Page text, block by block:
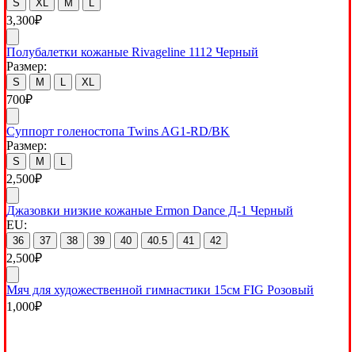
S XL M
3,300₽
Полубалетки кожаные Rivageline 1112 Черный
Размер:
S M XL
700₽
Суппорт голеностопа Twins AG1-RD/BK
Размер:
S M
2,500₽
Джазовки низкие кожаные Ermon Dance Д-1 Черный
EU:
36 37 38 39 40 40.5 41 42
2,500₽
Мяч для художественной гимнастики 15см FIG Розовый
1,000₽